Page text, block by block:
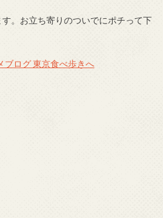
。お立ち寄りのついでにポチって下